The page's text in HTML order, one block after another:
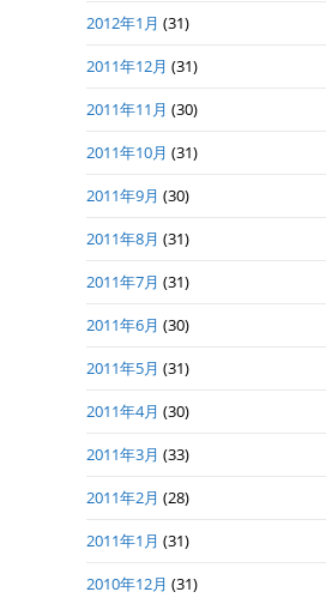
2012年1月 (31)
2011年12月 (31)
2011年11月 (30)
2011年10月 (31)
2011年9月 (30)
2011年8月 (31)
2011年7月 (31)
2011年6月 (30)
2011年5月 (31)
2011年4月 (30)
2011年3月 (33)
2011年2月 (28)
2011年1月 (31)
2010年12月 (31)